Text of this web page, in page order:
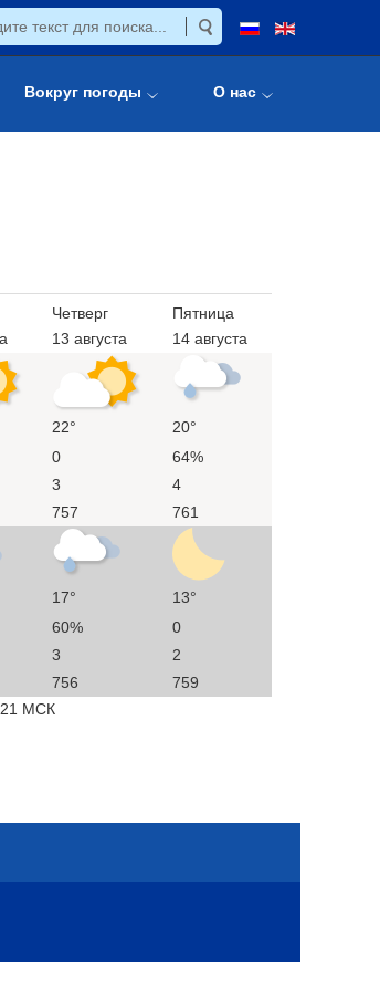
Вокруг погоды О нас
Четверг
13 августа
Пятница
14 августа
22°
20°
0
64%
3
4
757 761
17°
13°
60%
0
3
2
756
759
МСК